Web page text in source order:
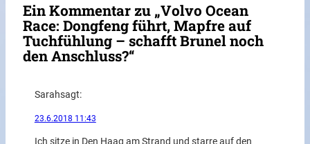
Ein Kommentar zu „Volvo Ocean
Race: Dongfeng führt, Mapfre auf
Tuchfühlung – schafft Brunel noch
den Anschluss?“
Sarahsagt:
23.6.2018 11:43